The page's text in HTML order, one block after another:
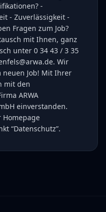
-
- Zuverlässigkeit -
Fragen zum Job?
mit Ihnen, ganz
unter 0 34 43 / 3 35
Wir
neuen Job! Mit Ihrer
mit den
ARWA
einverstanden.
Homepage
“Datenschutz”.